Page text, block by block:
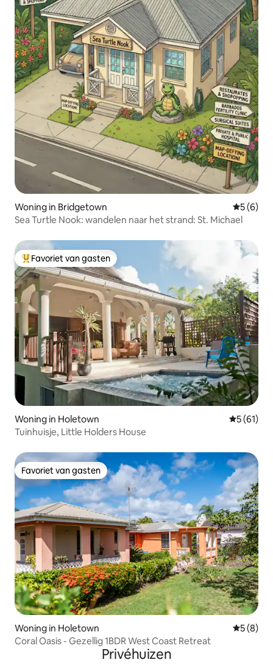
Woning in Bridgetown
5 (6)
Sea Turtle Nook: wandelen naar het strand: St. Michael
Topfavoriet van gasten
Favoriet van gasten
Woning in Holetown
5 (61)
Tuinhuisje, Little Holders House
Favoriet van gasten
Favoriet van gasten
Woning in Holetown
5 (8)
Coral Oasis - Gezellig 1BDR West Coast Retreat
Privéhuizen